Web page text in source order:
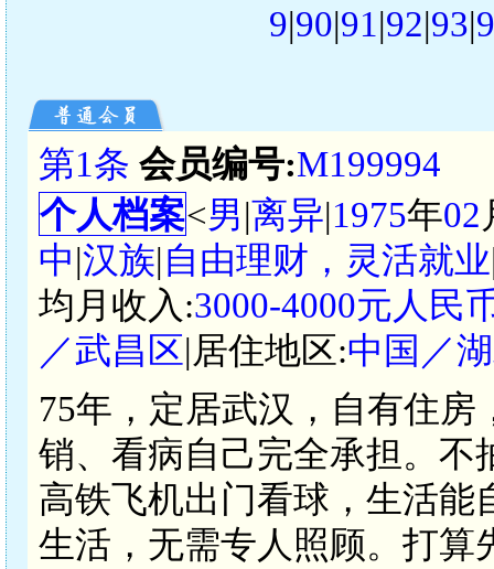
9|90|91|92|93|
第1条 会员编号:M199994
个人档案<男|离异|1975年02
中|汉族|自由理财，灵活就业
均月收入:3000-4000元人民
／武昌区|居住地区:中国／
75年，定居武汉，自有住
销、看病自己完全承担。不
高铁飞机出门看球，生活能
生活，无需专人照顾。打算